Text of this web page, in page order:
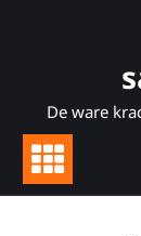
De ware